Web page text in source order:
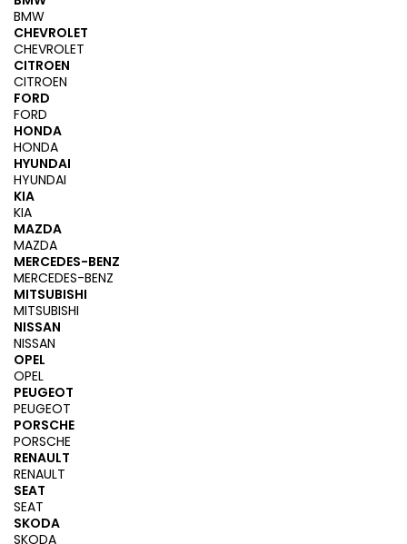
BMW
CHEVROLET
CHEVROLET
CITROEN
CITROEN
FORD
FORD
HONDA
HONDA
HYUNDAI
HYUNDAI
KIA
KIA
MAZDA
MAZDA
MERCEDES-BENZ
MERCEDES-BENZ
MITSUBISHI
MITSUBISHI
NISSAN
NISSAN
OPEL
OPEL
PEUGEOT
PEUGEOT
PORSCHE
PORSCHE
RENAULT
RENAULT
SEAT
SEAT
SKODA
SKODA